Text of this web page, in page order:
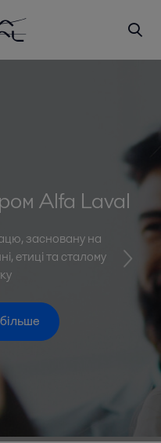
Alfa Laval
засновану на
етиці та сталому